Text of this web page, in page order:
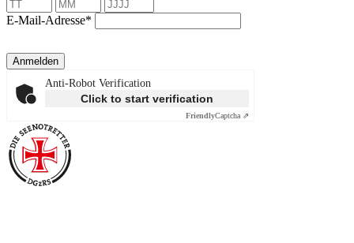
E-Mail-Adresse*
Anmelden
Anti-Robot Verification
Click to start verification
FriendlyCaptcha ⇗